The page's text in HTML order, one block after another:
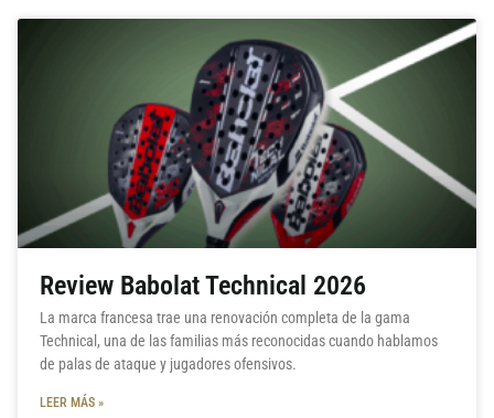
Review Babolat Technical 2026
La marca francesa trae una renovación completa de la gama
Technical, una de las familias más reconocidas cuando hablamos
de palas de ataque y jugadores ofensivos.
LEER MÁS »